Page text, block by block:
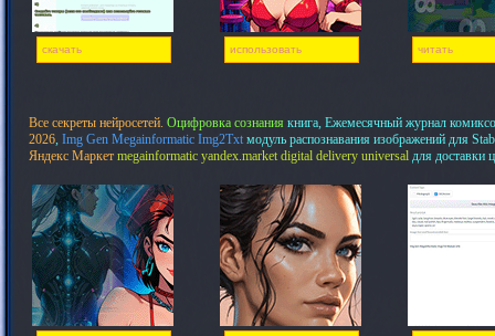
скачать использовать читать
Все секреты нейросетей. Оцифровка сознания книга, Ежемесячный журнал
2026, Img Gen Megainformatic Img2Txt модуль распознавания изображений для
Яндекс Маркет megainformatic yandex.market digital delivery universal для доставки